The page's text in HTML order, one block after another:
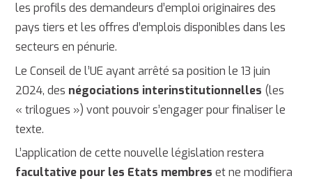
les profils des demandeurs d’emploi originaires des
pays tiers et les offres d’emplois disponibles dans les
secteurs en pénurie.
Le Conseil de l’UE ayant arrêté sa position le 13 juin
2024, des négociations interinstitutionnelles (les
« trilogues ») vont pouvoir s’engager pour finaliser le
texte.
L’application de cette nouvelle législation restera
facultative pour les Etats membres et ne modifiera